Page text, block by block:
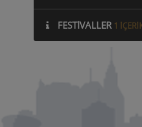
FESTIVALLER 1